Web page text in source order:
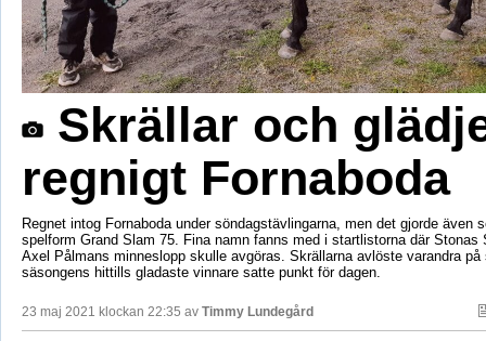
Skrällar och
regnigt Fornaboda
Regnet intog Fornaboda under söndagstävlingarna, men det gjorde även
spelform Grand Slam 75. Fina namn fanns med i startlistorna där Stonas
Axel Pålmans minneslopp skulle avgöras. Skrällarna avlöste varandra på
säsongens hittills gladaste vinnare satte punkt för dagen.
23 maj 2021 klockan 22:35 av Timmy Lundegård